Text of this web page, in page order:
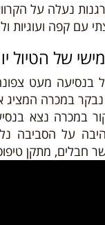
נעלה על
עם קפה ועוגיות
של הטיול יום
בנסיעה מעט
במכרה המציג
במכרה נצא
על הסביבה
חבלים, מתקן